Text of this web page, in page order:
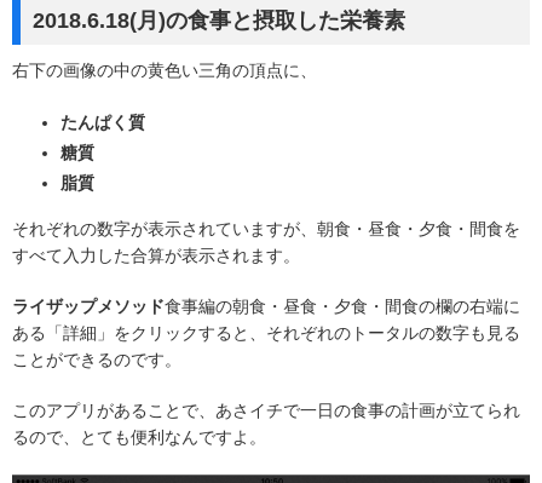
2018.6.18(月)の食事と摂取した栄養素
右下の画像の中の黄色い三角の頂点に、
たんぱく質
糖質
脂質
それぞれの数字が表示されていますが、朝食・昼食・夕食・間食を
すべて入力した合算が表示されます。
ライザップメソッド食事編の朝食・昼食・夕食・間食の欄の右端に
ある「詳細」をクリックすると、それぞれのトータルの数字も見る
ことができるのです。
このアプリがあることで、あさイチで一日の食事の計画が立てられ
るので、とても便利なんですよ。